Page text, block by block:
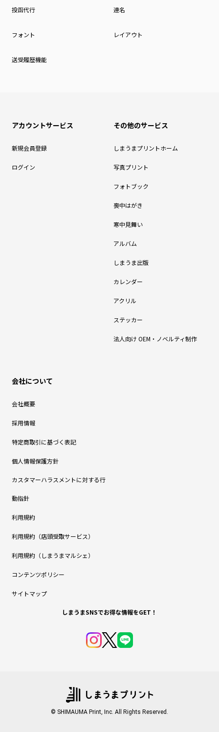
投函代行 連名
フォント レイアウト
送受履歴機能
アカウントサービス
新規会員登録
ログイン
その他のサービス
しまうまプリントホーム
写真プリント
フォトブック
喪中はがき
寒中見舞い
アルバム
しまうま出版
カレンダー
アクリル
ステッカー
法人向け OEM・ノベルティ制作
会社について
会社概要
採用情報
特定商取引に基づく表記
個人情報保護方針
カスタマーハラスメントに対する行
動指針
利用規約
利用規約（店頭受取サービス）
利用規約（しまうまマルシェ）
コンテンツポリシー
サイトマップ
しまうまSNSでお得な情報をGET！
© SHIMAUMA Print, Inc. All Rights Reserved.